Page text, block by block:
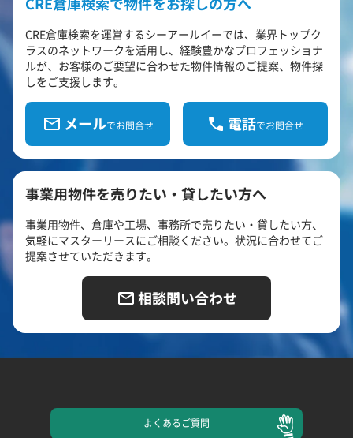
CRE倉庫検索を運営するシーアールイーでは、業界トップク
ラスのネットワークを活用し、経験豊かなプロフェッショナ
ルが、お客様のご要望に合わせた物件情報のご提案、物件探
しをご支援します。
メールでお問合せ 電話でお問合せ
事業用物件を売りたい・貸したい方へ
事業用物件、倉庫や工場、事務所で売りたい・貸したい方、
気軽にマスターリースにご相談ください。状況に合わせてご
提案させていただきます。
相談問い合わせ
よくあるご質問